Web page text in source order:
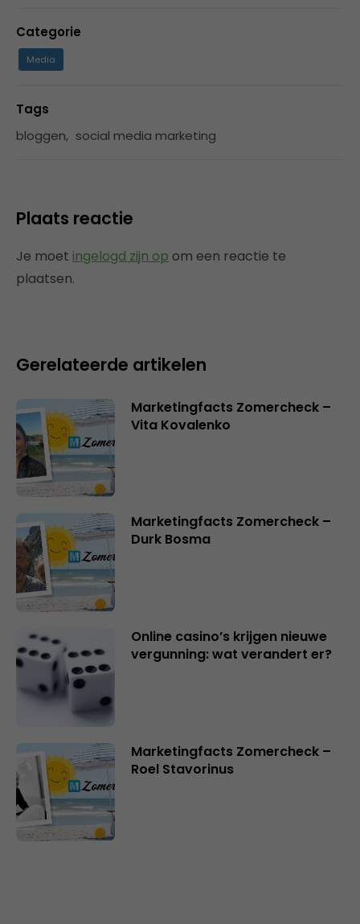
Categorie
Media
Tags
bloggen, social media marketing
Plaats reactie
Je moet ingelogd zijn op om een reactie te
plaatsen.
Gerelateerde artikelen
Marketingfacts Zomercheck –
Vita Kovalenko
Marketingfacts Zomercheck –
Durk Bosma
Online casino’s krijgen nieuwe
vergunning: wat verandert er?
Marketingfacts Zomercheck –
Roel Stavorinus